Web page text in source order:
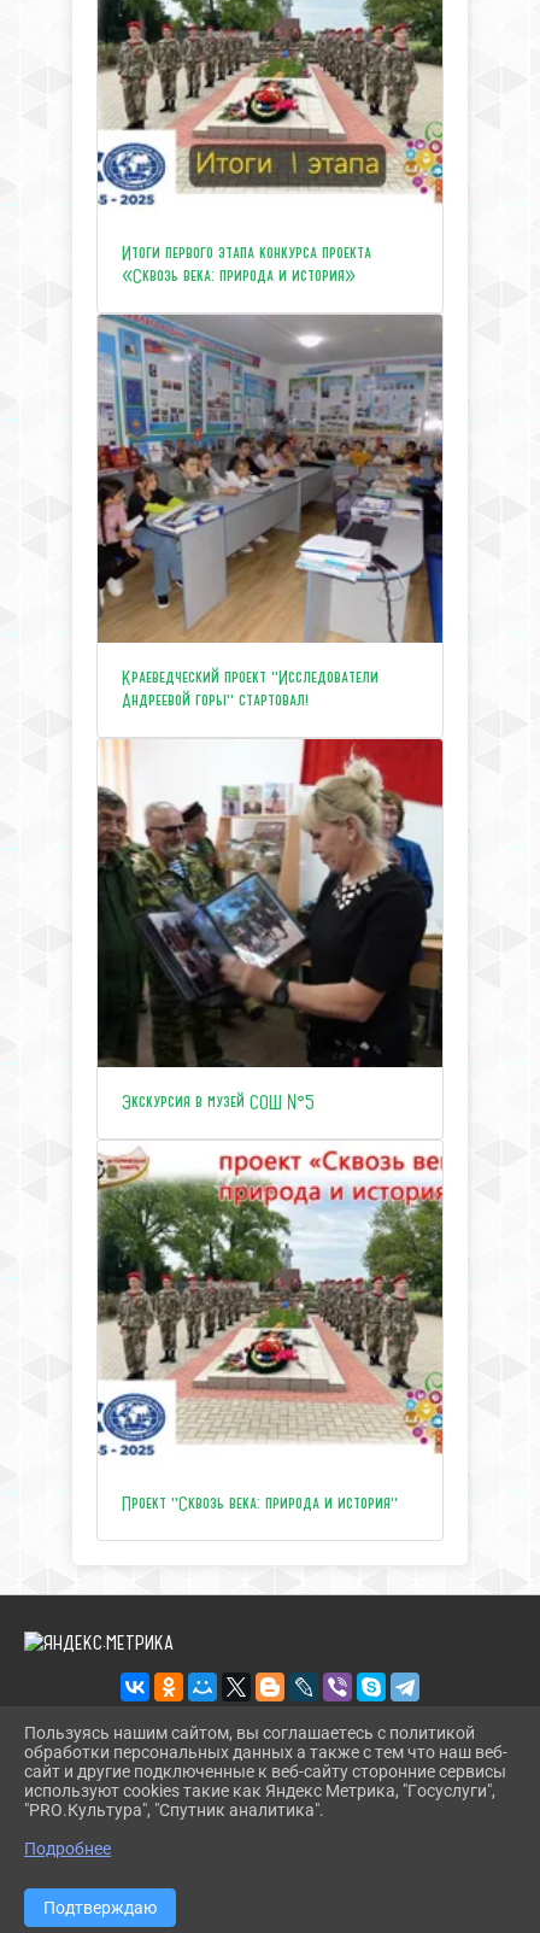
Итоги первого этапа конкурса проекта
«Сквозь века: природа и история»
Краеведческий проект "Исследователи
Андреевой горы" стартовал!
Экскурсия в музей СОШ №5
Проект "Сквозь века: природа и история"
2026 Г. ЦЕНТРТУРИЗМАТЕМРЮК.РФ
ВХОД
КАРТА САЙТА
СДЕЛАНО НА KUBCMS
РАЗРАБОТКА И ПОДДЕРЖКА
Пользуясь нашим сайтом, вы соглашаетесь с политикой
обработки персональных данных а также с тем что наш веб-
сайт и другие подключенные к веб-сайту сторонние сервисы
используют cookies такие как Яндекс Метрика, "Госуслуги",
"PRO.Культура", "Спутник аналитика".
Подробнее
Подтверждаю